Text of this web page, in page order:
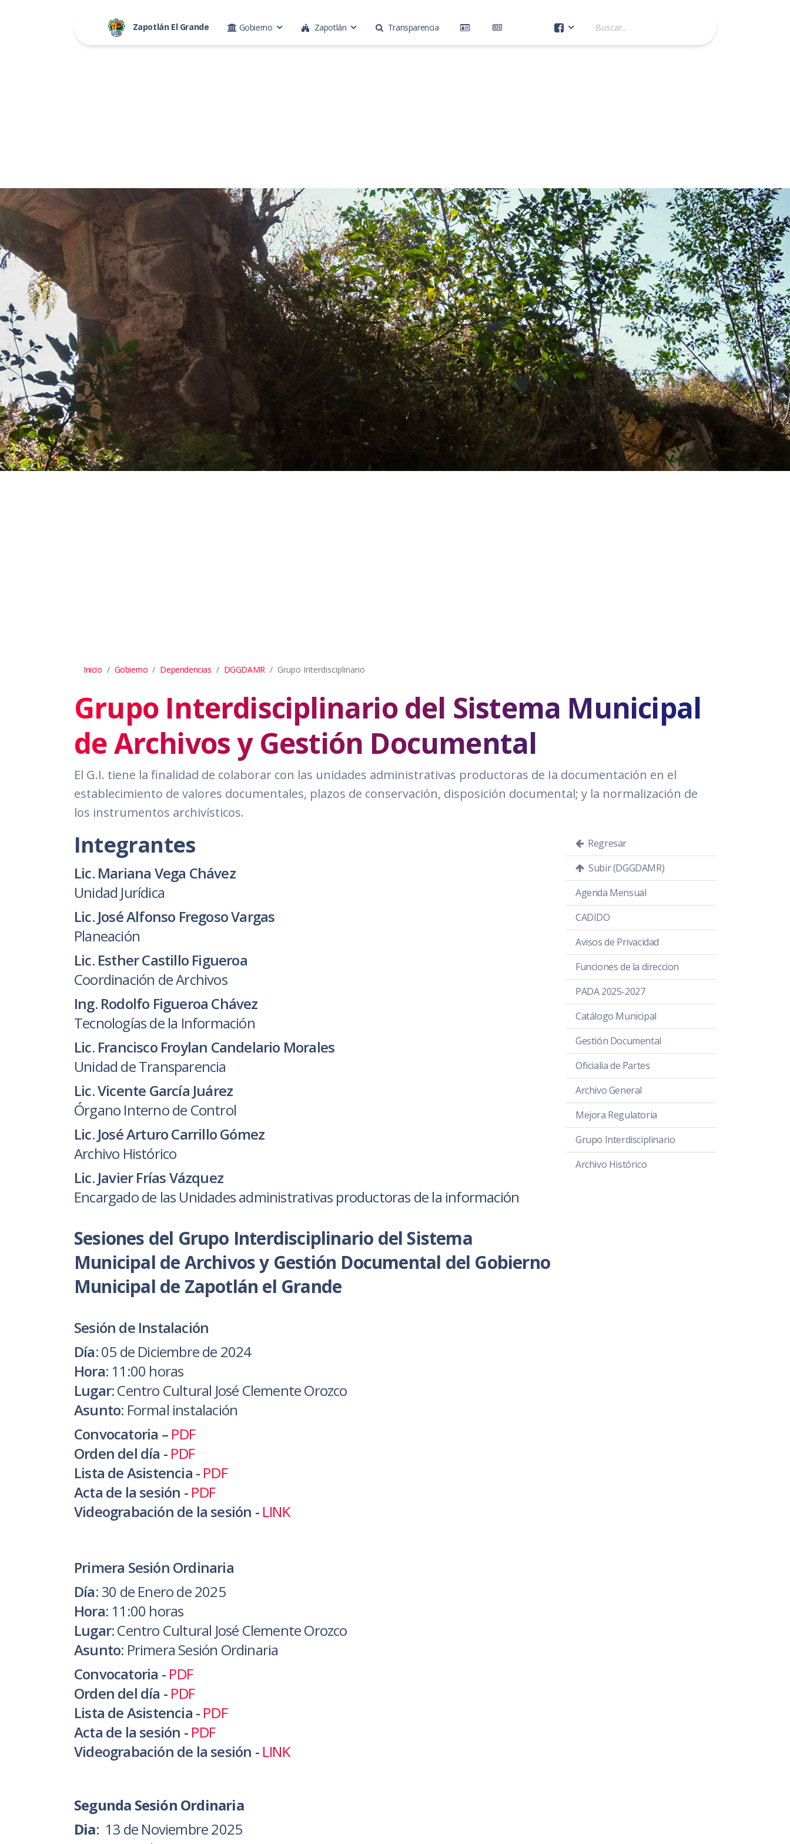
Zapotlán El Grande Gobierno Zapotlán Transparencia
Inicio Gobierno Dependencias DGGDAMR Grupo Interdisciplinario
Grupo Interdisciplinario del Sistema Municipal
de Archivos y Gestión Documental
El G.I. tiene la finalidad de colaborar con las unidades administrativas productoras de Ia documentación en el
establecimiento de valores documentales, plazos de conservación, disposición documental; y la normalización de
los instrumentos archivísticos.
Integrantes
Lic. Mariana Vega Chávez
Unidad Jurídica
Lic. José Alfonso Fregoso Vargas
Planeación
Lic. Esther Castillo Figueroa
Coordinación de Archivos
Ing. Rodolfo Figueroa Chávez
Tecnologías de la Información
Lic. Francisco Froylan Candelario Morales
Unidad de Transparencia
Lic. Vicente García Juárez
Órgano Interno de Control
Lic. José Arturo Carrillo Gómez
Archivo Histórico
Lic. Javier Frías Vázquez
Encargado de las Unidades administrativas productoras de la información
Sesiones del Grupo Interdisciplinario del Sistema
Municipal de Archivos y Gestión Documental del Gobierno
Municipal de Zapotlán el Grande
Sesión de Instalación
Día:05 de Diciembre de 2024
Hora: 11:00 horas
Lugar:Centro Cultural José Clemente Orozco
Asunto: Formal instalación
Convocatoria – PDF
Orden del día - PDF
Lista de Asistencia - PDF
Acta de la sesión - PDF
Videograbación de la sesión - LINK
Primera Sesión Ordinaria
Día:30 de Enero de 2025
Hora: 11:00 horas
Lugar:Centro Cultural José Clemente Orozco
Asunto: Primera Sesión Ordinaria
Convocatoria - PDF
Orden del día - PDF
Lista de Asistencia - PDF
Acta de la sesión - PDF
Videograbación de la sesión - LINK
Segunda Sesión Ordinaria
Dia: 13 de Noviembre 2025
Regresar
Subir (DGGDAMR)
Agenda Mensual
CADIDO
Avisos de Privacidad
Funciones de la direccion
PADA 2025-2027
Catálogo Municipal
Gestión Documental
Oficialia de Partes
Archivo General
Mejora Regulatoria
Grupo Interdisciplinario
Archivo Histórico